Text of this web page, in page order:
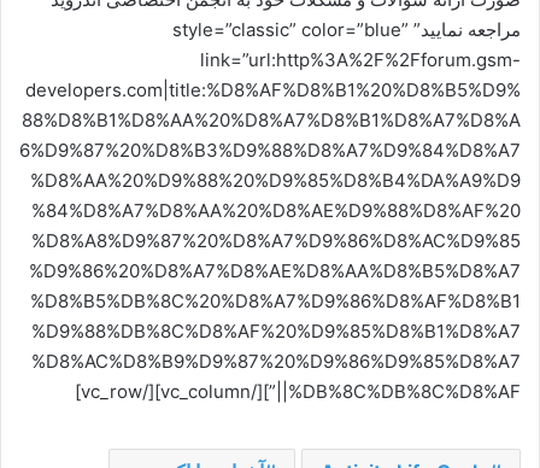
مراجعه نمایید” style=”classic” color=”blue”
link=”url:http%3A%2F%2Fforum.gsm-
developers.com|title:%D8%AF%D8%B1%20%D8%B5%D9%
88%D8%B1%D8%AA%20%D8%A7%D8%B1%D8%A7%D8%A
6%D9%87%20%D8%B3%D9%88%D8%A7%D9%84%D8%A7
%D8%AA%20%D9%88%20%D9%85%D8%B4%DA%A9%D9
%84%D8%A7%D8%AA%20%D8%AE%D9%88%D8%AF%20
%D8%A8%D9%87%20%D8%A7%D9%86%D8%AC%D9%85
%D9%86%20%D8%A7%D8%AE%D8%AA%D8%B5%D8%A7
%D8%B5%DB%8C%20%D8%A7%D9%86%D8%AF%D8%B1
%D9%88%DB%8C%D8%AF%20%D9%85%D8%B1%D8%A7
%D8%AC%D8%B9%D9%87%20%D9%86%D9%85%D8%A7
%DB%8C%DB%8C%D8%AF||”][/vc_column][/vc_row]